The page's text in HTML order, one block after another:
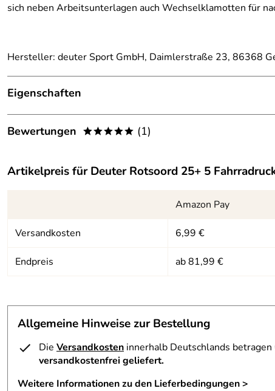
sich neben Arbeitsunterlagen auch Wechselklamotten für
Hersteller: deuter Sport GmbH, Daimlerstraße 23, 86368
Eigenschaften
Ausstattung
Gewicht:
ca. 1.180 g
Maße:
ca. 52 x 30 x 19 cm (H x B x T)
Bewertungen ***** (1)
Rucksack!!
Kaufdatum: 05.07.2026
Bewertungsdatum: 25.07.2026
Artikelpreis fürDeuter Rotsoord 25+ 5
Amazon Pay
Versandkosten 6,99 €
Endpreis ab 81,99 €
Allgemeine Hinweise zur Bestellung
Die Versandkosten innerhalb Deutschlands
versandkostenfrei geliefert.
Weitere Informationen zu den Lieferbedingungen >